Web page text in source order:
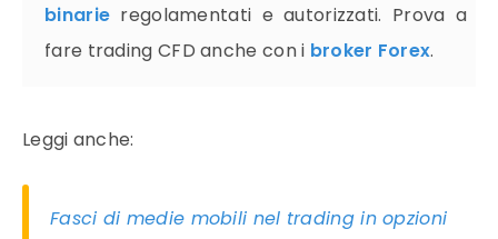
binarie regolamentati e autorizzati. Prova a
fare trading CFD anche con i broker Forex.
Leggi anche:
Fasci di medie mobili nel trading in opzioni